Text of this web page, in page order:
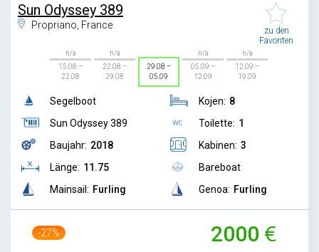
Sun Odyssey 389
Propriano, France
zu den
Favoriten
n/a
15.08 –
22.08
n/a
22.08 –
29.08
29.08 –
05.09
n/a
05.09 –
12.09
n/a
12.09 –
19.09
Segelboot
Sun Odyssey 389
Baujahr: 2018
Länge: 11.75
Mainsail: Furling
Kojen: 8
Toilette: 1
Kabinen: 3
Bareboat
Genoa: Furling
-27% 2000